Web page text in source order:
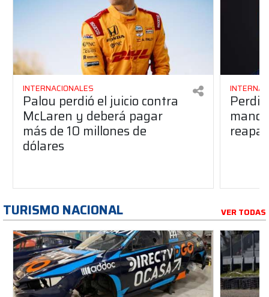
INTERNACIONALES
Palou perdió el juicio contra
McLaren y deberá pagar
más de 10 millones de
dólares
TURISMO NACIONAL VER TODAS